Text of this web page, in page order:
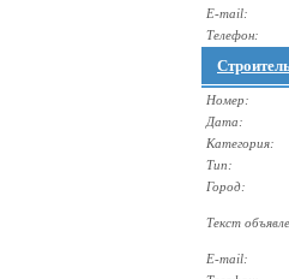
E-mail:
Телефон:
Номер:
Дата:
Категория:
Тип:
Город:
Текст
E-mail: